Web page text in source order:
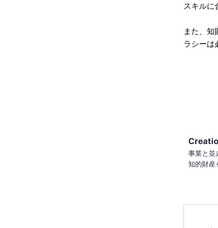
スキルに
また、
ラシーは
事業と並
知的財産